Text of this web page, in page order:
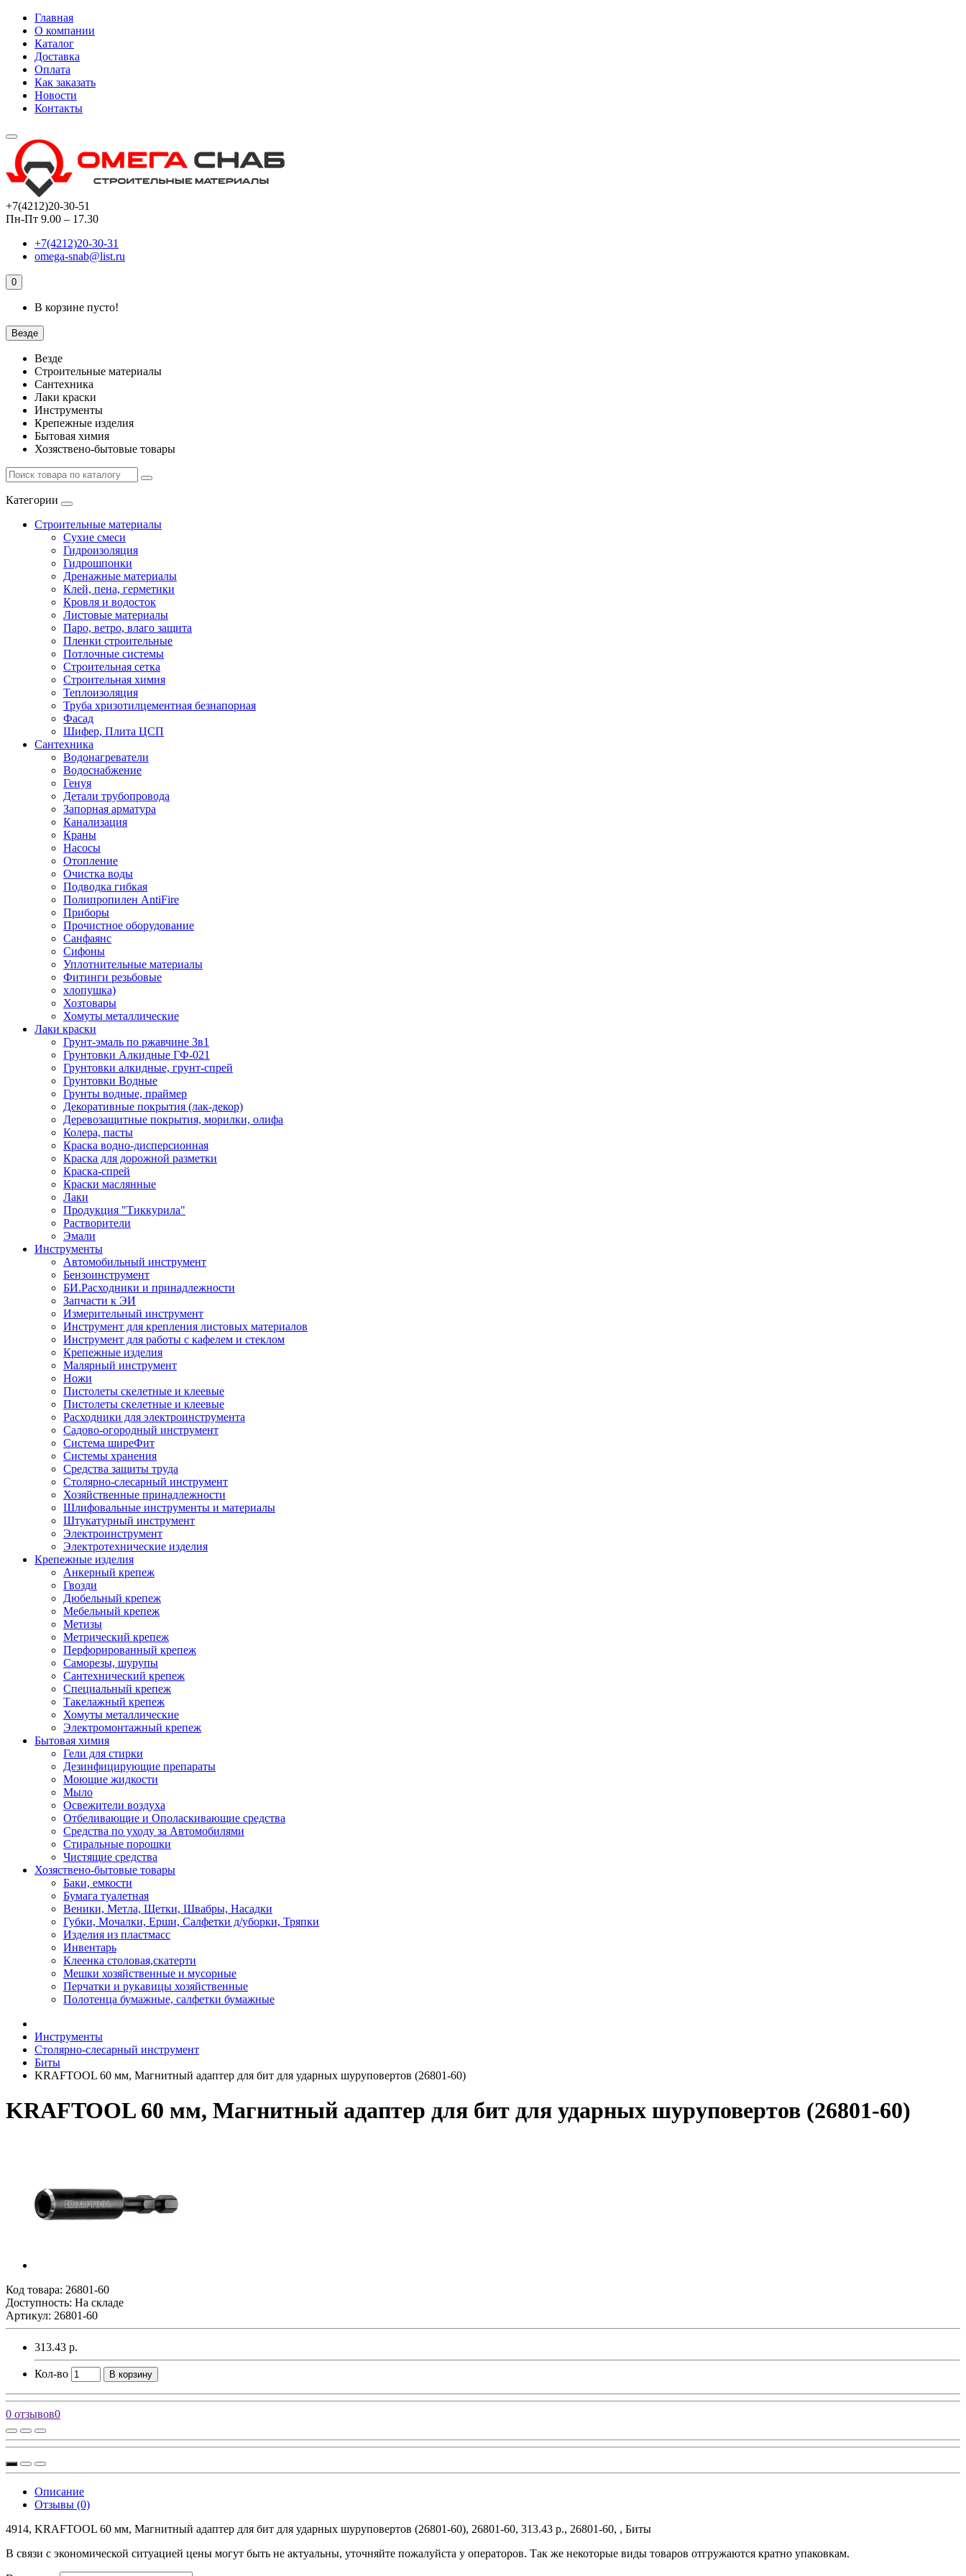
Главная
О компании
Каталог
Доставка
Оплата
Как заказать
Новости
Контакты
+7(4212)20-30-51
Пн-Пт 9.00 – 17.30
+7(4212)20-30-31
omega-snab@list.ru
0
В корзине пусто!
Везде
Везде
Строительные материалы
Сантехника
Лаки краски
Инструменты
Крепежные изделия
Бытовая химия
Хозяствено-бытовые товары
Категории
Строительные материалы
Сухие смеси
Гидроизоляция
Гидрошпонки
Дренажные материалы
Клей, пена, герметики
Кровля и водосток
Листовые материалы
Паро, ветро, влаго защита
Пленки строительные
Потлочные системы
Строительная сетка
Строительная химия
Теплоизоляция
Труба хризотилцементная безнапорная
Фасад
Шифер, Плита ЦСП
Сантехника
Водонагреватели
Водоснабжение
Генуя
Детали трубопровода
Запорная арматура
Канализация
Краны
Насосы
Отопление
Очистка воды
Подводка гибкая
Полипропилен AntiFire
Приборы
Прочистное оборудование
Санфаянс
Сифоны
Уплотнительные материалы
Фитинги резьбовые
хлопушка)
Хозтовары
Хомуты металлические
Лаки краски
Грунт-эмаль по ржавчине 3в1
Грунтовки Алкидные ГФ-021
Грунтовки алкидные, грунт-спрей
Грунтовки Водные
Грунты водные, праймер
Декоративные покрытия (лак-декор)
Деревозащитные покрытия, морилки, олифа
Колера, пасты
Краска водно-дисперсионная
Краска для дорожной разметки
Краска-спрей
Краски маслянные
Лаки
Продукция "Тиккурила"
Растворители
Эмали
Инструменты
Автомобильный инструмент
Бензоинструмент
БИ.Расходники и принадлежности
Запчасти к ЭИ
Измерительный инструмент
Инструмент для крепления листовых материалов
Инструмент для работы с кафелем и стеклом
Крепежные изделия
Малярный инструмент
Ножи
Пистолеты скелетные и клеевые
Пистолеты скелетные и клеевые
Расходники для электроинструмента
Садово-огородный инструмент
Система ширеФит
Системы хранения
Средства защиты труда
Столярно-слесарный инструмент
Хозяйственные принадлежности
Шлифовальные инструменты и материалы
Штукатурный инструмент
Электроинструмент
Электротехнические изделия
Крепежные изделия
Анкерный крепеж
Гвозди
Дюбельный крепеж
Мебельный крепеж
Метизы
Метрический крепеж
Перфорированный крепеж
Саморезы, шурупы
Сантехнический крепеж
Специальный крепеж
Такелажный крепеж
Хомуты металлические
Электромонтажный крепеж
Бытовая химия
Гели для стирки
Дезинфицирующие препараты
Моющие жидкости
Мыло
Освежители воздуха
Отбеливающие и Ополаскивающие средства
Средства по уходу за Автомобилями
Стиральные порошки
Чистящие средства
Хозяствено-бытовые товары
Баки, емкости
Бумага туалетная
Веники, Метла, Щетки, Швабры, Насадки
Губки, Мочалки, Ерши, Салфетки д/уборки, Тряпки
Изделия из пластмасс
Инвентарь
Клеенка столовая,скатерти
Мешки хозяйственные и мусорные
Перчатки и рукавицы хозяйственные
Полотенца бумажные, салфетки бумажные
Инструменты
Столярно-слесарный инструмент
Биты
KRAFTOOL 60 мм, Магнитный адаптер для бит для ударных шуруповертов (26801-60)
KRAFTOOL 60 мм, Магнитный адаптер для бит для ударных шуруповертов (26801-60)
Код товара: 26801-60
Доступность: На складе
Артикул: 26801-60
313.43 р.
Кол-во В корзину
0 отзывов0
Описание
Отзывы (0)
4914, KRAFTOOL 60 мм, Магнитный адаптер для бит для ударных шуруповертов (26801-60), 26801-60, 313.43 р., 26801-60, , Биты
В связи с экономической ситуацией цены могут быть не актуальны, уточняйте пожалуйста у операторов. Так же некоторые виды товаров отгружаются кратно упаковкам.